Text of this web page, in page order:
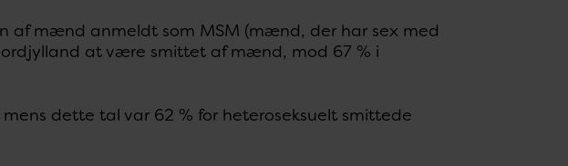
af mænd anmeldt som MSM (mænd, der har sex med
at være smittet af mænd, mod 67 % i
dette tal var 62 % for heteroseksuelt smittede